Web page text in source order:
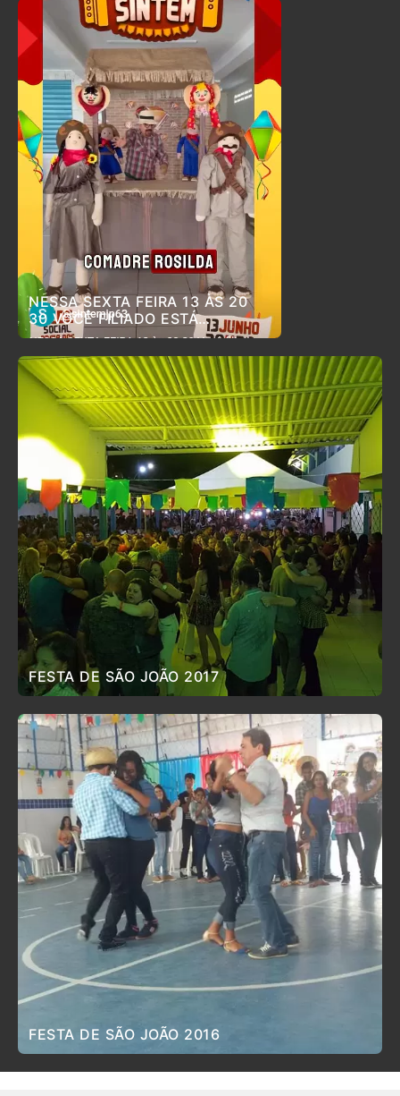
NESSA SEXTA FEIRA 13 ÀS 20
30 VOCÊ FILIADO ESTÁ
CONVIDADO PARA O ARRAIÁ DO
SINTEM
FESTA DE SÃO JOÃO 2017
FESTA DE SÃO JOÃO 2016